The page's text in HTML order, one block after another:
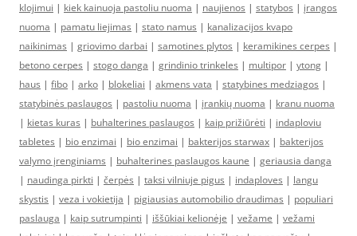
klojimui | kiek kainuoja pastoliu nuoma | naujienos | statybos | įrangos
nuoma | pamatu liejimas | stato namus | kanalizacijos kvapo
naikinimas | griovimo darbai | samotines plytos | keramikines cerpes |
betono cerpes | stogo danga | grindinio trinkeles | multipor | ytong |
haus | fibo | arko | blokeliai | akmens vata | statybines medziagos |
statybinės paslaugos | pastoliu nuoma | įrankių nuoma | kranu nuoma
| kietas kuras | buhalterines paslaugos | kaip prižiūrėti | indaploviu
tabletes | bio enzimai | bio enzimai | bakterijos starwax | bakterijos
valymo įrenginiams | buhalterines paslaugos kaune | geriausia danga
| naudinga pirkti | čerpės | taksi vilniuje pigus | indaploves | langu
skystis | veza i vokietija | pigiausias automobilio draudimas | populiari
paslauga | kaip sutrumpinti | iššūkiai kelionėje | vežame | vežami